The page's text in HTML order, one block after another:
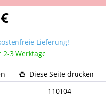
Lieferung!
3 Werktage
Diese Seite drucken
110104